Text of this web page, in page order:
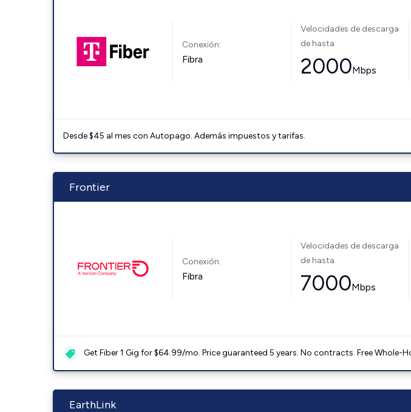
Conexión:
Fibra
Velocidades de descarga
de hasta
2000Mbps
Desde $45 al mes con Autopago. Además impuestos y tarifas.
Frontier
Conexión:
Fibra
Velocidades de descarga
de hasta
7000Mbps
Get Fiber 1 Gig for $64.99/mo. Price guaranteed 5 years. No contracts. Free Whole-
EarthLink